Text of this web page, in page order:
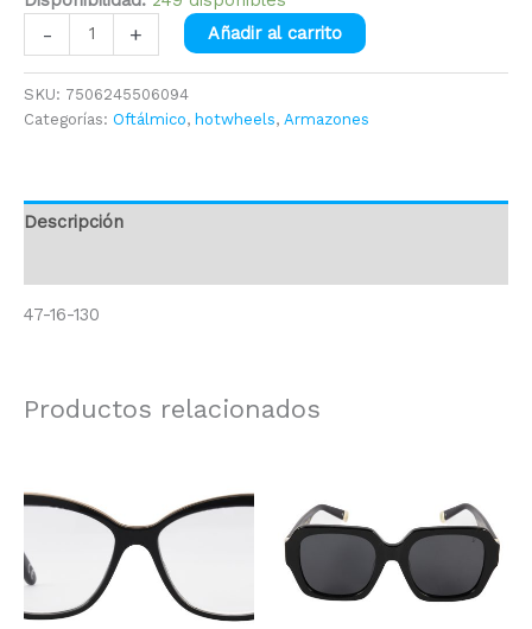
- + Añadir al carrito
SKU: 7506245506094
Categorías: Oftálmico, hotwheels, Armazones
Descripción
47-16-130
Productos relacionados